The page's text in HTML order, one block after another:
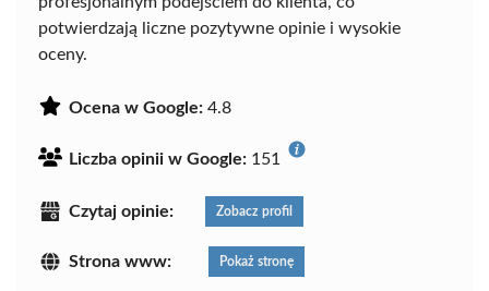
potwierdzają liczne pozytywne opinie i wysokie
oceny.
Ocena w Google: 4.8
Liczba opinii w Google: 151
Czytaj opinie: Zobacz profil
Strona www: Pokaż stronę